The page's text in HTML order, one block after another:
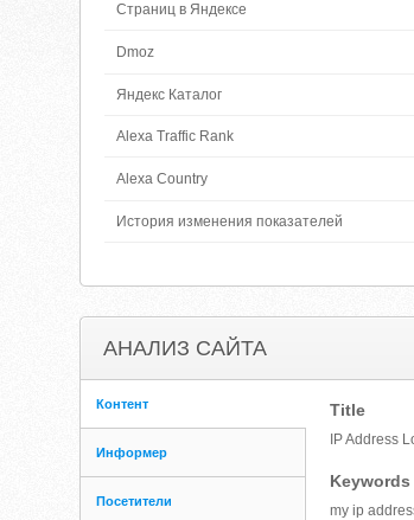
Страниц в Яндексе
Dmoz
Яндекс Каталог
Alexa Traffic Rank
Alexa Country
История изменения показателей
АНАЛИЗ САЙТА
Контент
Информер
Посетители
Title
IP Address
Keywords
my ip